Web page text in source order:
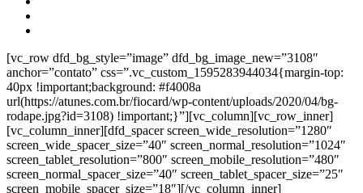
[vc_row dfd_bg_style=”image” dfd_bg_image_new=”3108″
anchor=”contato” css=”.vc_custom_1595283944034{margin-top:
40px !important;background: #f4008a
url(https://atunes.com.br/fiocard/wp-content/uploads/2020/04/bg-
rodape.jpg?id=3108) !important;}”][vc_column][vc_row_inner]
[vc_column_inner][dfd_spacer screen_wide_resolution=”1280″
screen_wide_spacer_size=”40″ screen_normal_resolution=”1024″
screen_tablet_resolution=”800″ screen_mobile_resolution=”480″
screen_normal_spacer_size=”40″ screen_tablet_spacer_size=”25″
screen_mobile_spacer_size=”18″][/vc_column_inner]